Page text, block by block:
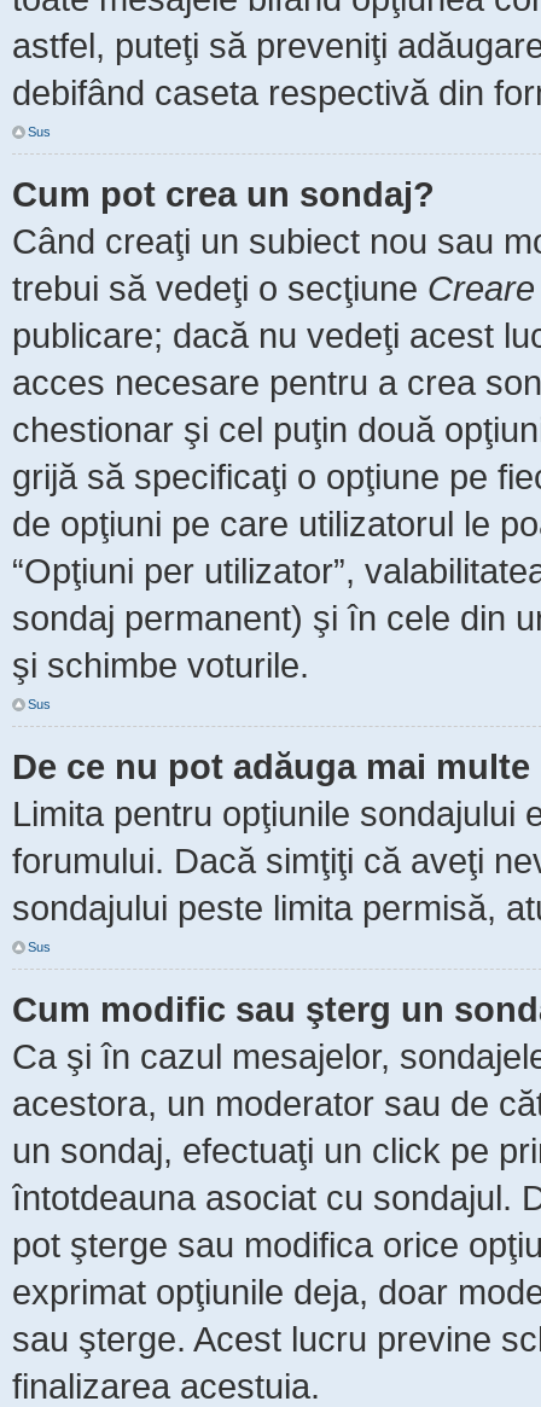
astfel, puteţi să preveniţi
debifând caseta respectivă din
Sus
Cum pot crea un sondaj?
Când creaţi un subiect nou sau
trebui să vedeţi o secţiune
publicare; dacă nu vedeţi acest
acces necesare pentru a crea
chestionar şi cel puţin două
grijă să specificaţi o opţiune pe
de opţiuni pe care utilizatorul le
“Opţiuni per utilizator”,
sondaj permanent) şi în cele din
şi schimbe voturile.
Sus
De ce nu pot adăuga mai
Limita pentru opţiunile sondajului
forumului. Dacă simţiţi că aveţi
sondajului peste limita permisă,
Sus
Cum modific sau şterg un
Ca şi în cazul mesajelor,
acestora, un moderator sau de
un sondaj, efectuaţi un click pe
întotdeauna asociat cu sondajul.
pot şterge sau modifica orice
exprimat opţiunile deja, doar
sau şterge. Acest lucru previne
finalizarea acestuia.